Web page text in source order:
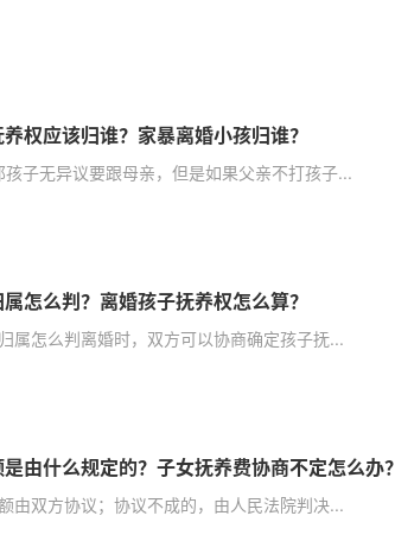
权应该归谁？家暴离婚小孩归谁？
子无异议要跟母亲，但是如果父亲不打孩子...
怎么判？离婚孩子抚养权怎么算？
属怎么判离婚时，双方可以协商确定孩子抚...
由什么规定的？子女抚养费协商不定怎么办？
由双方协议；协议不成的，由人民法院判决...